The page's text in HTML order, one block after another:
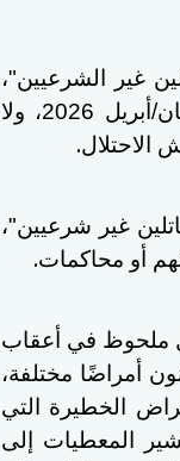
غير الشرعيين"،
وفق معطيات إدارة السجون، (1251) معتقلًا حتى بداية نيسان/أبريل 2026، ولا
الاحتلال.
غير شرعيين"،
.
ملحوظ في أعقاب
أمراضًا مختلفة،
الخطيرة التي
المعطيات إلى